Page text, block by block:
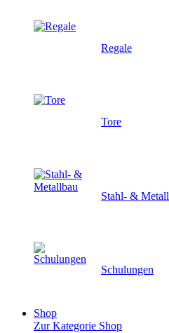
Regale
Tore
Stahl- &
Schulungen
Shop
Zur Kategorie Shop